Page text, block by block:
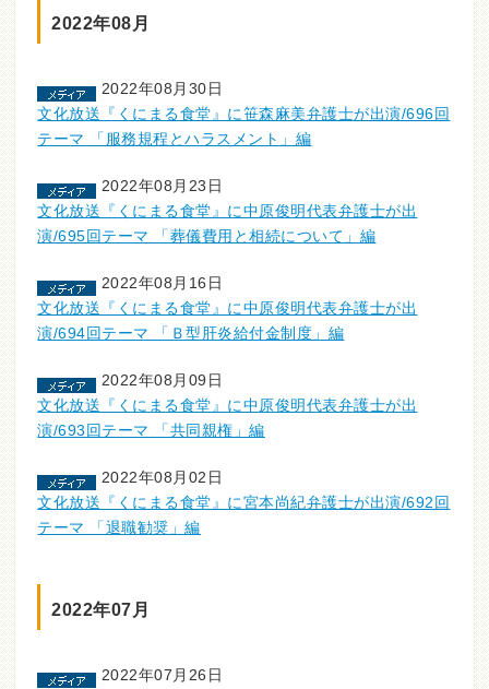
2022年08月
2022年08月30日
文化放送『くにまる食堂』に笹森麻美弁護士が出演/696回
テーマ 「服務規程とハラスメント」編
2022年08月23日
文化放送『くにまる食堂』に中原俊明代表弁護士が出
演/695回テーマ 「葬儀費用と相続について」編
2022年08月16日
文化放送『くにまる食堂』に中原俊明代表弁護士が出
演/694回テーマ 「Ｂ型肝炎給付金制度」編
2022年08月09日
文化放送『くにまる食堂』に中原俊明代表弁護士が出
演/693回テーマ 「共同親権」編
2022年08月02日
文化放送『くにまる食堂』に宮本尚紀弁護士が出演/692回
テーマ 「退職勧奨」編
2022年07月
2022年07月26日